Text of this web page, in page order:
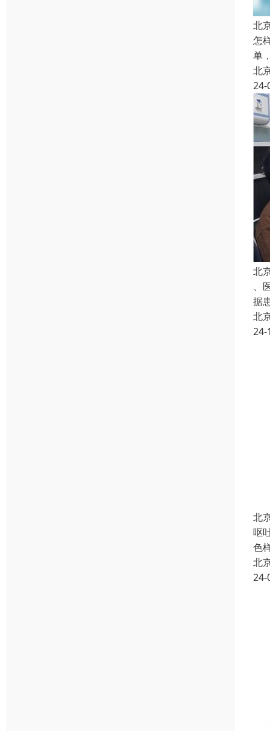
北
怎
单
北
24-
北
、
据
北
24-
北
呕
色
北
24-